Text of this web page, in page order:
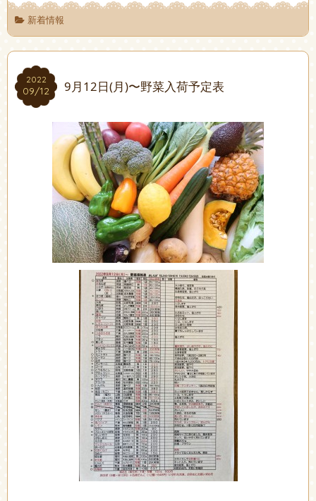
新着情報
2022
09/12
2022
09/12 9月12日(月)〜野菜入荷予定表